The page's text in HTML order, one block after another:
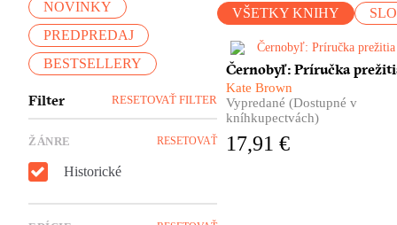
NOVINKY
PREDPREDAJ
BESTSELLERY
Filter RESETOVAŤ FILTER
ŽÁNRE RESETOVAŤ
Historické
VŠETKY KNIHY
Monumentálna kniha o
černobyľskej jadrovej
katastrofe. Príbeh explózie,
ktorá zmenila svet a oči celej
planéty upriamila na jedno
dovtedy celkom bezvýznamné
Černobyľ: Príručka
Kate Brown
Vypredané (Dostupné v
kníhkupectvách)
17,91 €